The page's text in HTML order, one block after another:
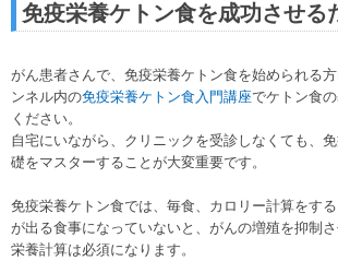
免疫栄養ケトン食を成功させる
がん患者さんで、免疫栄養ケトン食を始められる
ンネル内の免疫栄養ケトン食入門講座でケトン食
ください。
自宅にいながら、クリニックを受診しなくても、
礎をマスターすることが大変重要です。
免疫栄養ケトン食では、毎食、カロリー計算をす
が出る食事になっていないと、がんの増殖を抑制
栄養計算は必須になります。